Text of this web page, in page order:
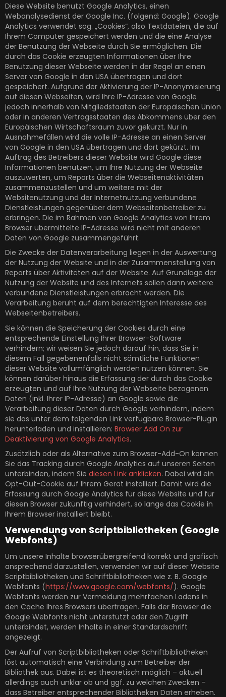
Diese Website benutzt Google Analytics, einen
Webanalysedienst der Google Inc. (folgend: Google). Google
Analytics verwendet sog. „Cookies“, also Textdateien, die auf
Ihrem Computer gespeichert werden und die eine Analyse
der Benutzung der Webseite durch Sie ermöglichen. Die
durch das Cookie erzeugten Informationen über Ihre
Benutzung dieser Webseite werden in der Regel an einen
Server von Google in den USA übertragen und dort
gespeichert. Aufgrund der Aktivierung der IP-Anonymisierung
auf diesen Webseiten, wird Ihre IP-Adresse von Google
jedoch innerhalb von Mitgliedstaaten der Europäischen Union
oder in anderen Vertragsstaaten des Abkommens über den
Europäischen Wirtschaftsraum zuvor gekürzt. Nur in
Ausnahmefällen wird die volle IP-Adresse an einen Server
von Google in den USA übertragen und dort gekürzt. Im
Auftrag des Betreibers dieser Website wird Google diese
Informationen benutzen, um Ihre Nutzung der Webseite
auszuwerten, um Reports über die Webseitenaktivitäten
zusammenzustellen und um weitere mit der
Websitenutzung und der Internetnutzung verbundene
Dienstleistungen gegenüber dem Webseitenbetreiber zu
erbringen. Die im Rahmen von Google Analytics von Ihrem
Browser übermittelte IP-Adresse wird nicht mit anderen
Daten von Google zusammengeführt.
Die Zwecke der Datenverarbeitung liegen in der Auswertung
der Nutzung der Website und in der Zusammenstellung von
Reports über Aktivitäten auf der Website. Auf Grundlage der
Nutzung der Website und des Internets sollen dann weitere
verbundene Dienstleistungen erbracht werden. Die
Verarbeitung beruht auf dem berechtigten Interesse des
Webseitenbetreibers.
Sie können die Speicherung der Cookies durch eine
entsprechende Einstellung Ihrer Browser-Software
verhindern; wir weisen Sie jedoch darauf hin, dass Sie in
diesem Fall gegebenenfalls nicht sämtliche Funktionen
dieser Website vollumfänglich werden nutzen können. Sie
können darüber hinaus die Erfassung der durch das Cookie
erzeugten und auf Ihre Nutzung der Webseite bezogenen
Daten (inkl. Ihrer IP-Adresse) an Google sowie die
Verarbeitung dieser Daten durch Google verhindern, indem
sie das unter dem folgenden Link verfügbare Browser-Plugin
herunterladen und installieren: Browser Add On zur
Deaktivierung von Google Analytics.
Zusätzlich oder als Alternative zum Browser-Add-On können
Sie das Tracking durch Google Analytics auf unseren Seiten
unterbinden, indem Sie diesen Link anklicken. Dabei wird ein
Opt-Out-Cookie auf Ihrem Gerät installiert. Damit wird die
Erfassung durch Google Analytics für diese Website und für
diesen Browser zukünftig verhindert, so lange das Cookie in
Ihrem Browser installiert bleibt.
Verwendung von Scriptbibliotheken (Google
Webfonts)
Um unsere Inhalte browserübergreifend korrekt und grafisch
ansprechend darzustellen, verwenden wir auf dieser Website
Scriptbibliotheken und Schriftbibliotheken wie z. B. Google
Webfonts (https://www.google.com/webfonts/). Google
Webfonts werden zur Vermeidung mehrfachen Ladens in
den Cache Ihres Browsers übertragen. Falls der Browser die
Google Webfonts nicht unterstützt oder den Zugriff
unterbindet, werden Inhalte in einer Standardschrift
angezeigt.
Der Aufruf von Scriptbibliotheken oder Schriftbibliotheken
löst automatisch eine Verbindung zum Betreiber der
Bibliothek aus. Dabei ist es theoretisch möglich – aktuell
allerdings auch unklar ob und ggf. zu welchen Zwecken –
dass Betreiber entsprechender Bibliotheken Daten erheben.